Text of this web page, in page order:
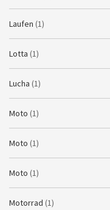
Laufen (1)
Lotta (1)
Lucha (1)
Moto (1)
Moto (1)
Moto (1)
Motorrad (1)